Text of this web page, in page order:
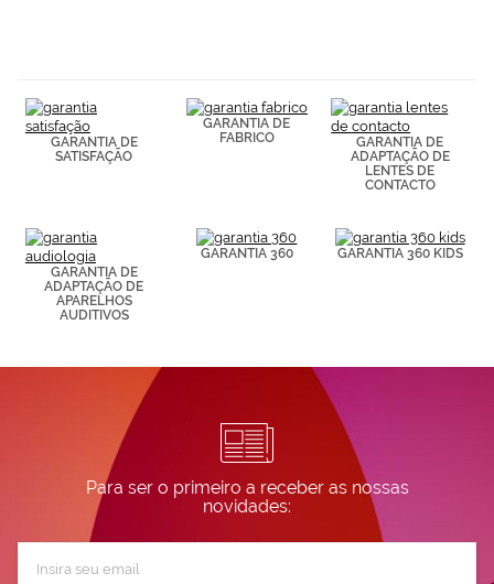
Puedes
consultar más
información en
nuestra
GARANTIA DE
SATISFAÇÃO
GARANTIA DE
FABRICO
GARANTIA DE
ADAPTAÇÃO DE
LENTES DE
CONTACTO
GARANTIA DE
ADAPTAÇÃO DE
APARELHOS
AUDITIVOS
GARANTIA 360 GARANTIA 360 KIDS
Para ser o primeiro a receber as nossas
novidades: